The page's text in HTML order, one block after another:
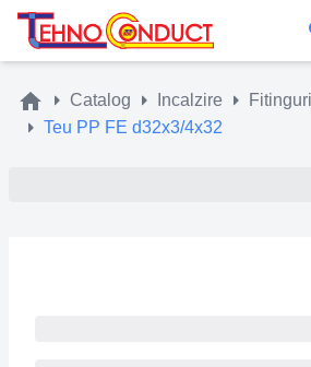
Catalog Incalzire
Teu PP FE d32x3/4x32